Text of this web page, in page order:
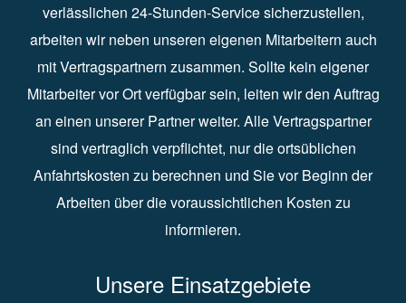
verlässlichen 24-Stunden-Service sicherzustellen,
arbeiten wir neben unseren eigenen Mitarbeitern auch
mit Vertragspartnern zusammen. Sollte kein eigener
Mitarbeiter vor Ort verfügbar sein, leiten wir den Auftrag
an einen unserer Partner weiter. Alle Vertragspartner
sind vertraglich verpflichtet, nur die ortsüblichen
Anfahrtskosten zu berechnen und Sie vor Beginn der
Arbeiten über die voraussichtlichen Kosten zu
informieren.
Unsere Einsatzgebiete